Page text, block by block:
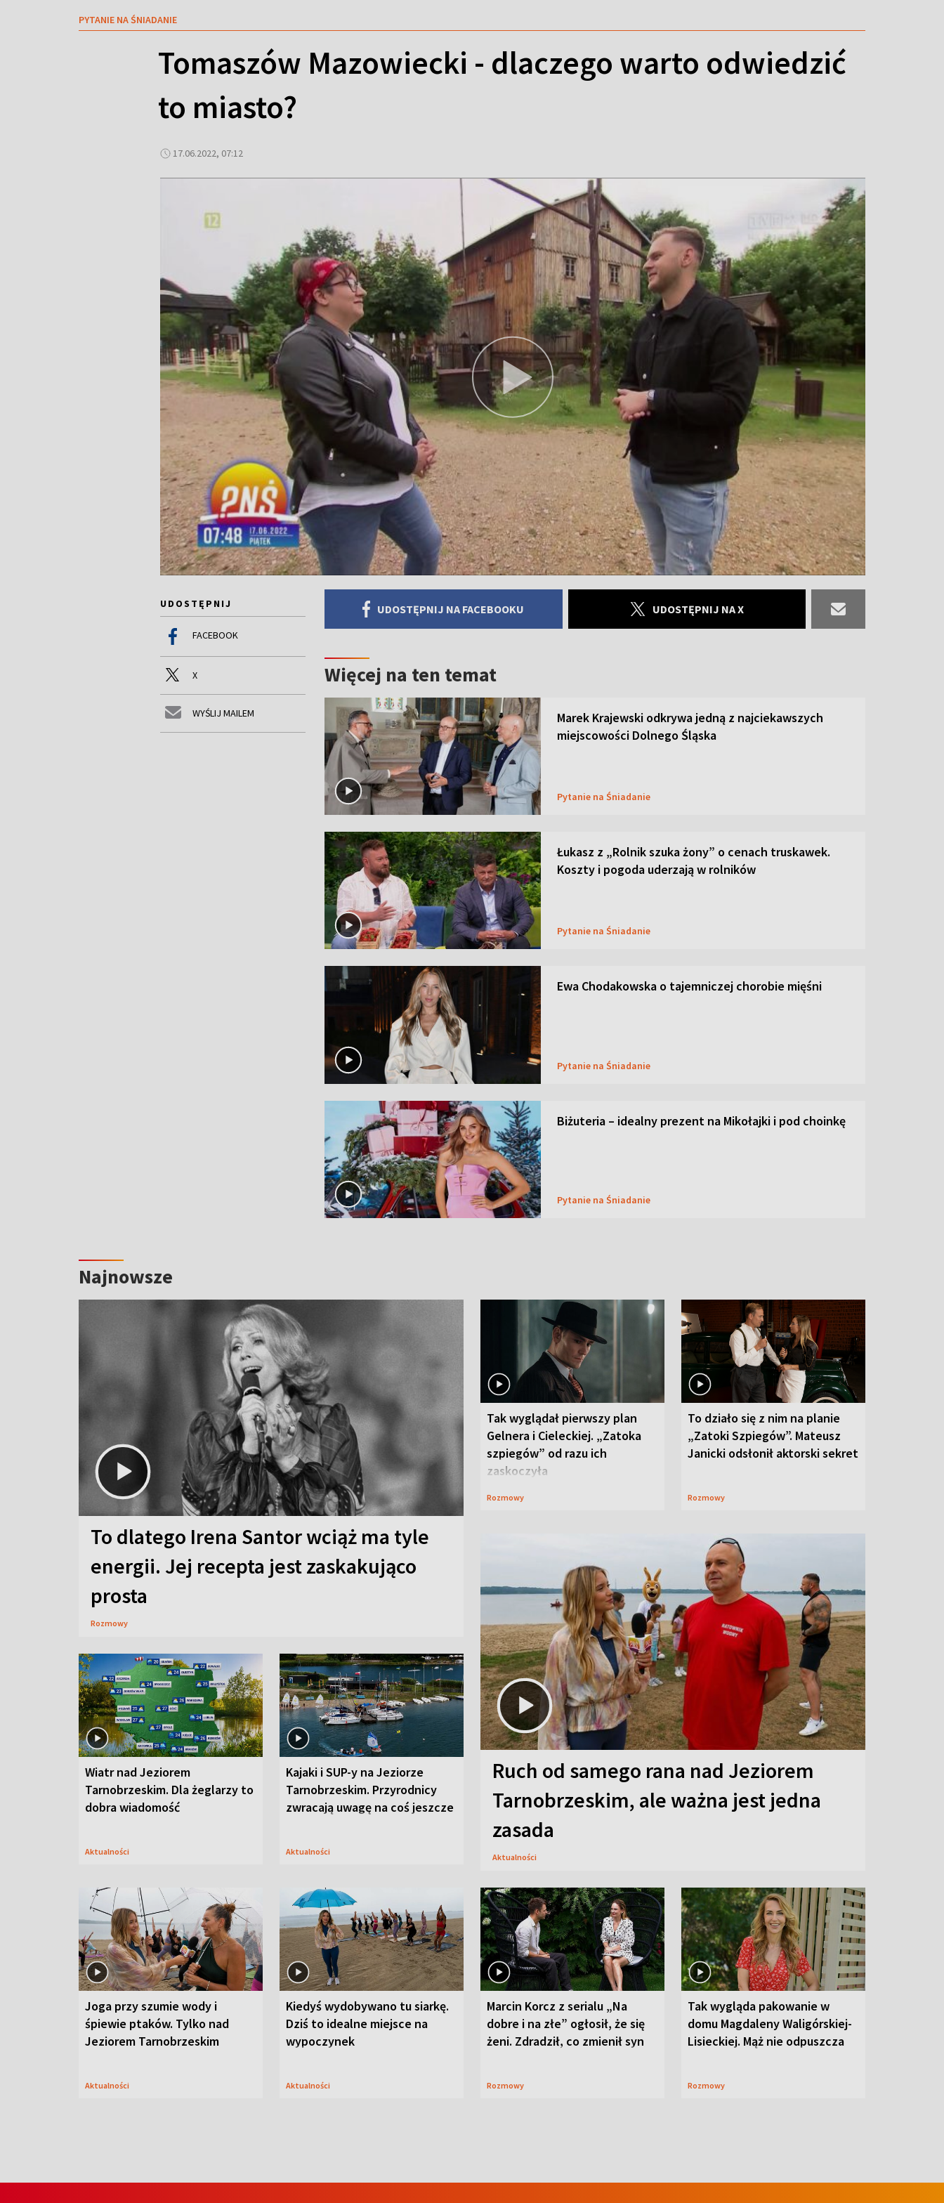
PYTANIE NA ŚNIADANIE
Tomaszów Mazowiecki - dlaczego warto odwiedzić
to miasto?
17.06.2022, 07:12
UDOSTĘPNIJ
FACEBOOK
X
WYŚLIJ MAILEM
UDOSTĘPNIJ NA FACEBOOKU UDOSTĘPNIJ NA X
Więcej na ten temat
Marek Krajewski odkrywa jedną z najciekawszych
miejscowości Dolnego Śląska
Pytanie na Śniadanie
Łukasz z „Rolnik szuka żony” o cenach truskawek.
Koszty i pogoda uderzają w rolników
Pytanie na Śniadanie
Ewa Chodakowska o tajemniczej chorobie mięśni
Pytanie na Śniadanie
Biżuteria – idealny prezent na Mikołajki i pod choinkę
Pytanie na Śniadanie
Najnowsze
To dlatego Irena Santor wciąż ma tyle
energii. Jej recepta jest zaskakująco
prosta
Rozmowy
Tak wyglądał pierwszy plan
Gelnera i Cieleckiej. „Zatoka
szpiegów” od razu ich
zaskoczyła
Rozmowy
To działo się z nim na planie
„Zatoki Szpiegów”. Mateusz
Janicki odsłonił aktorski sekret
Rozmowy
Wiatr nad Jeziorem
Tarnobrzeskim. Dla żeglarzy to
dobra wiadomość
Aktualności
Kajaki i SUP-y na Jeziorze
Tarnobrzeskim. Przyrodnicy
zwracają uwagę na coś jeszcze
Aktualności
Ruch od samego rana nad Jeziorem
Tarnobrzeskim, ale ważna jest jedna
zasada
Aktualności
Joga przy szumie wody i
śpiewie ptaków. Tylko nad
Jeziorem Tarnobrzeskim
Aktualności
Kiedyś wydobywano tu siarkę.
Dziś to idealne miejsce na
wypoczynek
Aktualności
Marcin Korcz z serialu „Na
dobre i na złe” ogłosił, że się
żeni. Zdradził, co zmienił syn
Rozmowy
Tak wygląda pakowanie w
domu Magdaleny Waligórskiej-
Lisieckiej. Mąż nie odpuszcza
Rozmowy